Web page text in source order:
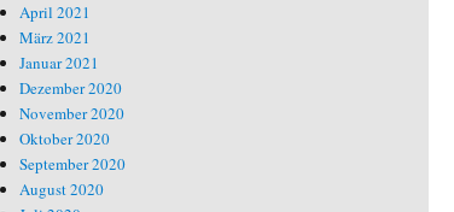
April 2021
März 2021
Januar 2021
Dezember 2020
November 2020
Oktober 2020
September 2020
August 2020